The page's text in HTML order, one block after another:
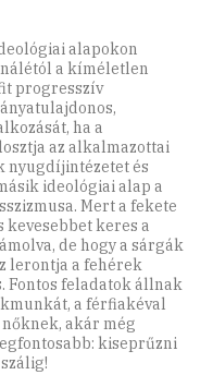
alapokon
a kíméletlen
progresszív
ha a
az alkalmazottai
nyugdíjintézetet és
ideológiai alap a
Mert a fekete
kevesebbet keres a
de hogy a sárgák
lerontja a fehérek
Fontos feladatok állnak
a férfiakéval
akár még
kiseprűzni